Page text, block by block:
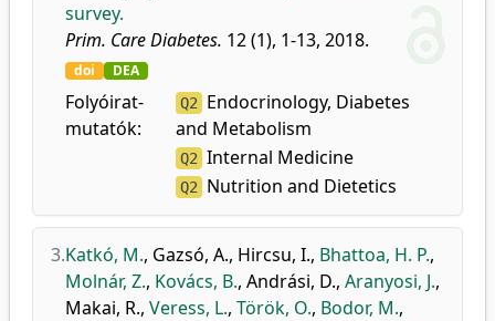
survey.
Prim. Care Diabetes. 12 (1), 1-13, 2018.
doi DEA
Folyóirat-
mutatók:
Q2
Endocrinology, Diabetes
and Metabolism
Q2 Internal Medicine
Q2 Nutrition and Dietetics
3.Katkó, M., Gazsó, A., Hircsu, I., Bhattoa, H. P.,
Molnár, Z., Kovács, B., Andrási, D., Aranyosi, J.,
Makai, R., Veress, L., Török, O., Bodor, M.,